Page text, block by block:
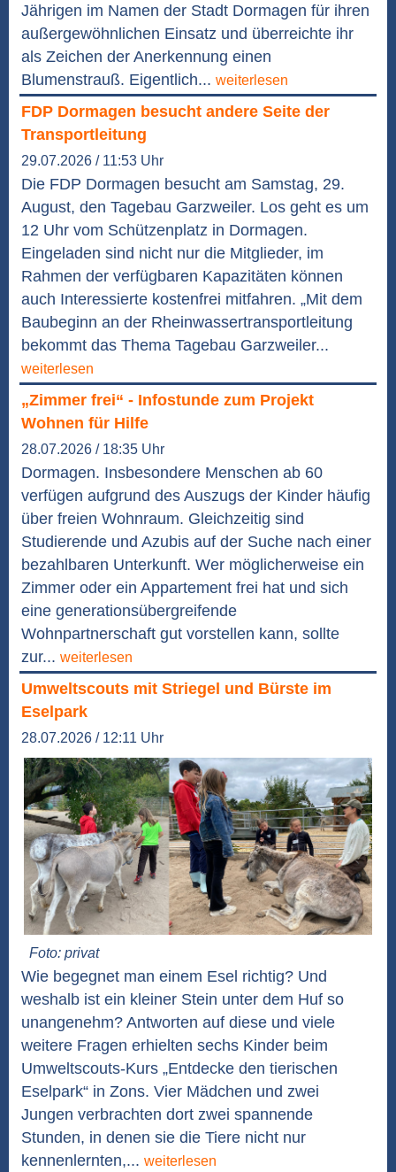
Jährigen im Namen der Stadt Dormagen für ihren
außergewöhnlichen Einsatz und überreichte ihr
als Zeichen der Anerkennung einen
Blumenstrauß. Eigentlich... weiterlesen
FDP Dormagen besucht andere Seite der
Transportleitung
29.07.2026 / 11:53 Uhr
Die FDP Dormagen besucht am Samstag, 29.
August, den Tagebau Garzweiler. Los geht es um
12 Uhr vom Schützenplatz in Dormagen.
Eingeladen sind nicht nur die Mitglieder, im
Rahmen der verfügbaren Kapazitäten können
auch Interessierte kostenfrei mitfahren. „Mit dem
Baubeginn an der Rheinwassertransportleitung
bekommt das Thema Tagebau Garzweiler...
weiterlesen
„Zimmer frei“ - Infostunde zum Projekt
Wohnen für Hilfe
28.07.2026 / 18:35 Uhr
Dormagen. Insbesondere Menschen ab 60
verfügen aufgrund des Auszugs der Kinder häufig
über freien Wohnraum. Gleichzeitig sind
Studierende und Azubis auf der Suche nach einer
bezahlbaren Unterkunft. Wer möglicherweise ein
Zimmer oder ein Appartement frei hat und sich
eine generationsübergreifende
Wohnpartnerschaft gut vorstellen kann, sollte
zur... weiterlesen
Umweltscouts mit Striegel und Bürste im
Eselpark
28.07.2026 / 12:11 Uhr
Foto: privat
Wie begegnet man einem Esel richtig? Und
weshalb ist ein kleiner Stein unter dem Huf so
unangenehm? Antworten auf diese und viele
weitere Fragen erhielten sechs Kinder beim
Umweltscouts-Kurs „Entdecke den tierischen
Eselpark“ in Zons. Vier Mädchen und zwei
Jungen verbrachten dort zwei spannende
Stunden, in denen sie die Tiere nicht nur
kennenlernten,... weiterlesen